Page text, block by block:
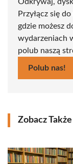
Przyłącz się
gdzie możesz
wydarzeniach
polub naszą
Polub nas!
Zobacz Także